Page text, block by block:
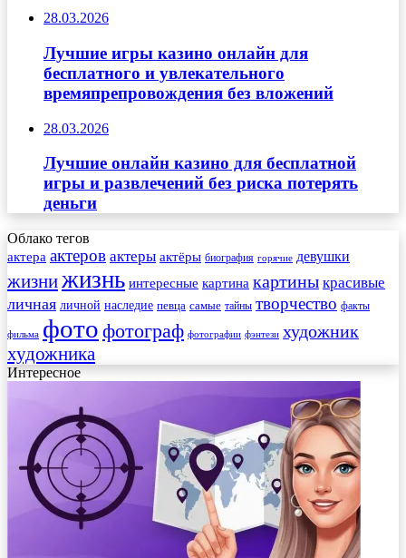
28.03.2026
Лучшие игры казино онлайн для
бесплатного и увлекательного
времяпрепровождения без вложений
28.03.2026
Лучшие онлайн казино для бесплатной
игры и развлечений без риска потерять
деньги
Облако тегов
актера актеров актеры актёры биография горячие девушки
жизнижизнь интересные картина картины красивые
личная личной наследие певца самые тайны творчество факты
фильма фото фотограф фотографии фэнтези художник
художника
Интересное